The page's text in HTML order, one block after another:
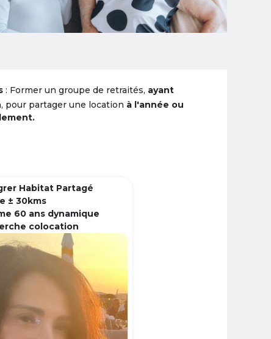
: Former un groupe de retraités, ayant
, pour partager une location à l'année ou
Habitat Partagé
± 30kms
60 ans dynamique
colocation